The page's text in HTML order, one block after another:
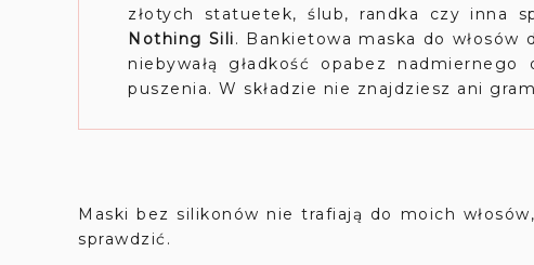
złotych statuetek, ślub, randka czy inna
Nothing Sili. Bankietowa maska do włosów
niebywałą gładkość opabez
puszenia. W składzie nie znajdziesz ani
Maski bez silikonów nie trafiają do moich
sprawdzić.